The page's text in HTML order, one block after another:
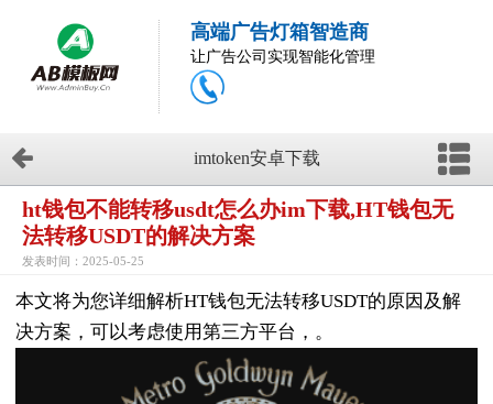
高端广告灯箱智造商
让广告公司实现智能化管理
imtoken安卓下载
ht钱包不能转移usdt怎么办im下载,HT钱包无
法转移USDT的解决方案
发表时间：2025-05-25
本文将为您详细解析HT钱包无法转移USDT的原因及解
决方案，可以考虑使用第三方平台，。